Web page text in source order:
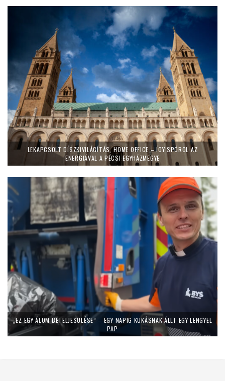
LEKAPCSOLT DÍSZKIVILÁGÍTÁS, HOME OFFICE – ÍGY SPÓROL AZ
ENERGIÁVAL A PÉCSI EGYHÁZMEGYE
„EZ EGY ÁLOM BETELJESÜLÉSE” – EGY NAPIG KUKÁSNAK ÁLLT EGY LENGYEL
PAP